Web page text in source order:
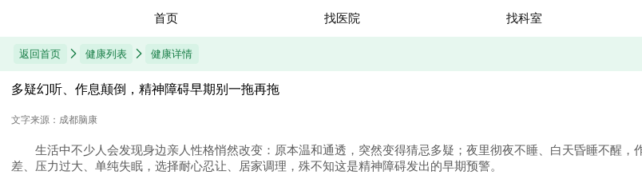
首页 找医院 找科室
返回首页 健康列表 健康详情
多疑幻听、作息颠倒，精神障碍早期别一拖再拖
文字来源：成都脑康
生活中不少人会发现身边亲人性格悄然改变：原本温和通透，突然变得猜忌多疑；夜里彻夜不睡、白天昏睡不醒，
差、压力过大、单纯失眠，选择耐心忍让、居家调理，殊不知这是精神障碍发出的早期预警。